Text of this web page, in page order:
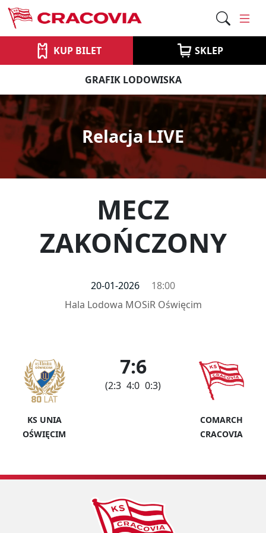
KUP BILET SKLEP
GRAFIK LODOWISKA
Relacja LIVE
MECZ
ZAKOŃCZONY
20-01-2026
18:00
Hala Lodowa MOSiR Oświęcim
KS UNIA
OŚWIĘCIM
7:6
(2:3 4:0 0:3)
COMARCH
CRACOVIA